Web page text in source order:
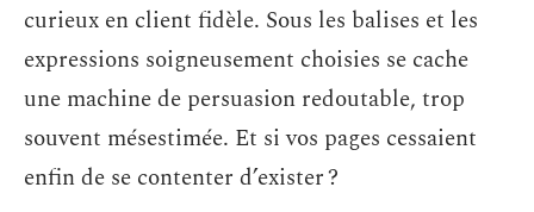
curieux en client fidèle. Sous les balises et les
expressions soigneusement choisies se cache
une machine de persuasion redoutable, trop
souvent mésestimée. Et si vos pages cessaient
enfin de se contenter d’exister ?